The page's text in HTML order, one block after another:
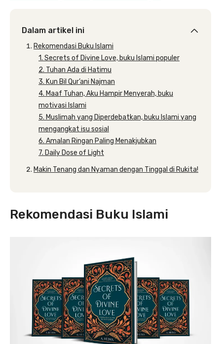
Dalam artikel ini
Rekomendasi Buku Islami
1. Secrets of Divine Love, buku Islami populer
2. Tuhan Ada di Hatimu
3. Kun Bil Qur’ani Najman
4. Maaf Tuhan, Aku Hampir Menyerah, buku
motivasi Islami
5. Muslimah yang Diperdebatkan, buku Islami yang
mengangkat isu sosial
6. Amalan Ringan Paling Menakjubkan
7. Daily Dose of Light
Makin Tenang dan Nyaman dengan Tinggal di Rukita!
Rekomendasi Buku Islami